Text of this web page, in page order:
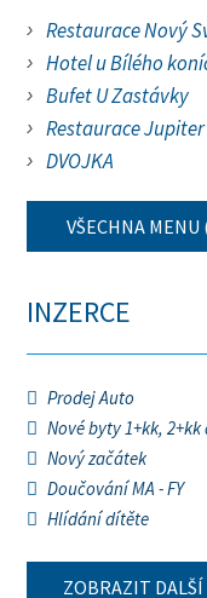
Restaurace Nový
Hotel u Bílého
Bufet U Zastávky
Restaurace Jupiter
DVOJKA
VŠECHNA MENU
INZERCE
Prodej Auto
Nové byty 1+kk,
Nový začátek
Doučování MA - FY
Hlídání dítěte
ZOBRAZIT